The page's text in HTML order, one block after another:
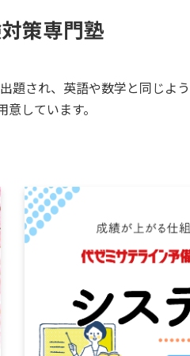
策専門塾
題され、英語や数学と同じよ
しています。